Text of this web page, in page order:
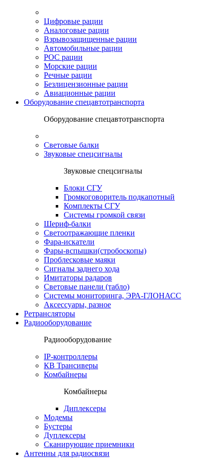
Цифровые рации
Аналоговые рации
Взрывозащищенные рации
Автомобильные рации
POC рации
Морские рации
Речные рации
Безлицензионные рации
Авиационные рации
Оборудование спецавтотранспорта
Оборудование спецавтотранспорта
Световые балки
Звуковые спецсигналы
Звуковые спецсигналы
Блоки СГУ
Громкоговоритель подкапотный
Комплекты СГУ
Системы громкой связи
Шериф-балки
Светоотражающие пленки
Фара-искатели
Фары-вспышки(стробоскопы)
Проблесковые маяки
Сигналы заднего хода
Имитаторы радаров
Световые панели (табло)
Системы мониторинга, ЭРА-ГЛОНАСС
Аксессуары, разное
Ретрансляторы
Радиооборудование
Радиооборудование
IP-контроллеры
КВ Трансиверы
Комбайнеры
Комбайнеры
Диплексеры
Модемы
Бустеры
Дуплексеры
Сканирующие приемники
Антенны для радиосвязи